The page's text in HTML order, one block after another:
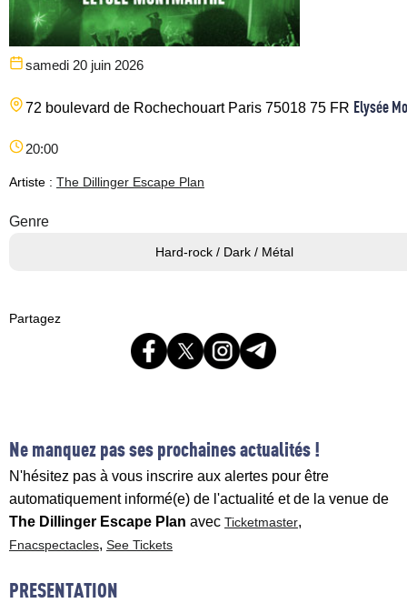
samedi 20 juin 2026
72 boulevard de Rochechouart Paris 75018 75 FR Elysée
20:00
Artiste : The Dillinger Escape Plan
Genre
Hard-rock / Dark / Métal
Partagez
Ne manquez pas ses prochaines actualités !
N'hésitez pas à vous inscrire aux alertes pour être
automatiquement informé(e) de l'actualité et de la venue de
The Dillinger Escape Plan avec Ticketmaster,
Fnacspectacles, See Tickets
PRESENTATION